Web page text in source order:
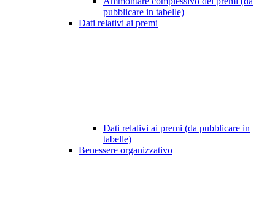
pubblicare in tabelle)
Dati relativi ai premi
Dati relativi ai premi (da pubblicare in
tabelle)
Benessere organizzativo